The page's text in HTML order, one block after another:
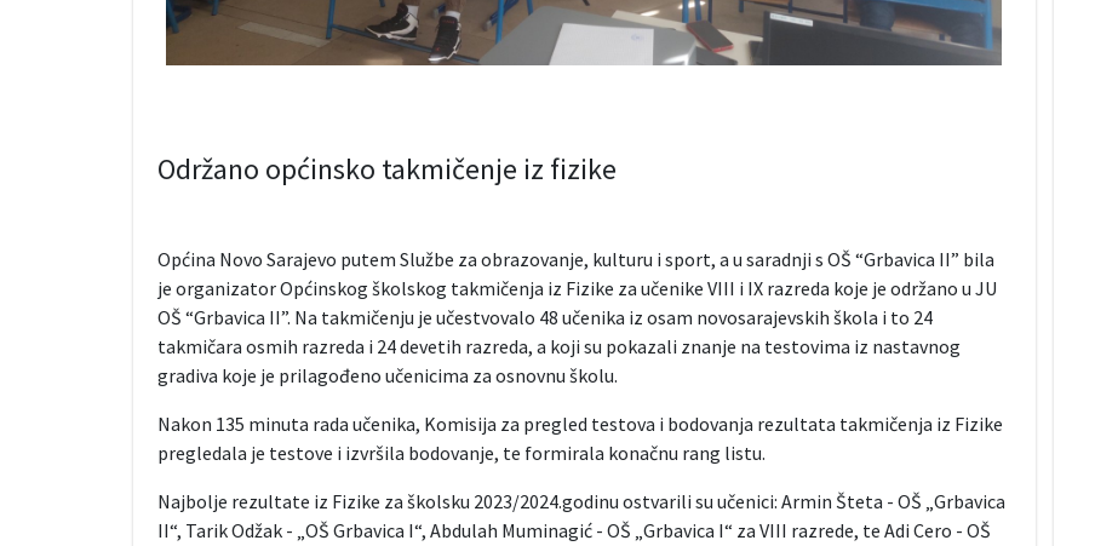
Održano općinsko takmičenje iz fizike
Općina Novo Sarajevo putem Službe za obrazovanje, kulturu i sport, a u saradnji s OŠ “Grbavica II” bila
je organizator Općinskog školskog takmičenja iz Fizike za učenike VIII i IX razreda koje je održano u JU
OŠ “Grbavica II”. Na takmičenju je učestvovalo 48 učenika iz osam novosarajevskih škola i to 24
takmičara osmih razreda i 24 devetih razreda, a koji su pokazali znanje na testovima iz nastavnog
gradiva koje je prilagođeno učenicima za osnovnu školu.
Nakon 135 minuta rada učenika, Komisija za pregled testova i bodovanja rezultata takmičenja iz Fizike
pregledala je testove i izvršila bodovanje, te formirala konačnu rang listu.
Najbolje rezultate iz Fizike za školsku 2023/2024.godinu ostvarili su učenici: Armin Šteta - OŠ „Grbavica
II“, Tarik Odžak - „OŠ Grbavica I“, Abdulah Muminagić - OŠ „Grbavica I“ za VIII razrede, te Adi Cero - OŠ